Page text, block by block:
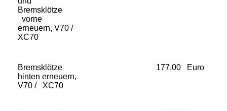
Bremsklötze
vorne
erneuern, V70 /
XC70
Bremsklötze
hinten erneuern,
V70 / XC70
177,00 Euro